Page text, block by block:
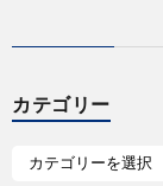
カテゴリー